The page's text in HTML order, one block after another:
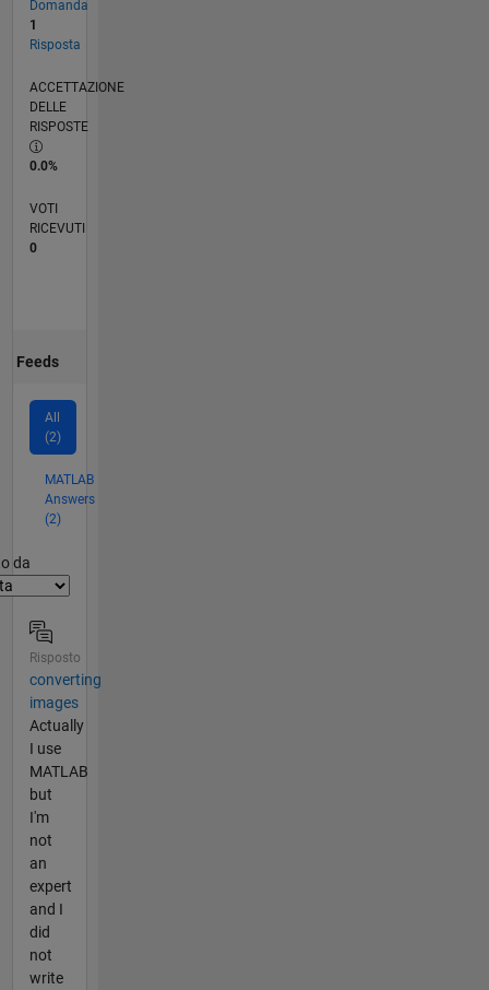
Domanda
1
Risposta
ACCETTAZIONE
DELLE
RISPOSTE
0.0%
VOTI
RICEVUTI
0
Feeds
All
(2)
MATLAB
Answers
(2)
da
Risposto
converting
images
Actually
I use
MATLAB
but
I'm
not
an
expert
and I
did
not
write